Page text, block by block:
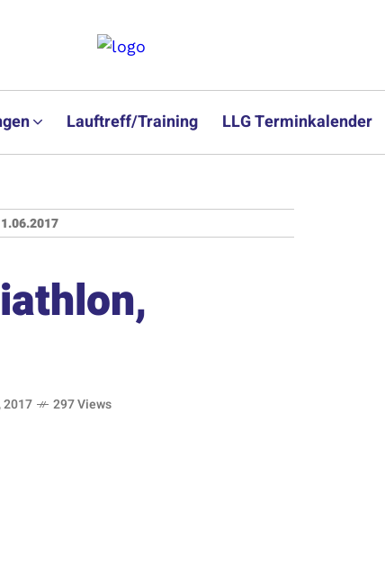
Lauftreff/Training LLG Terminkalender
2017 297 Views